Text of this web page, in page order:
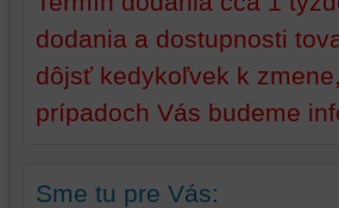
dodania a dostupnosti
dôjsť kedykoľvek k
prípadoch Vás budeme
Sme tu pre Vás:
prehliadača)
na
identifikáciu
vašej
relácie
základnej
aby
sme
mohli
poskytovať
doplnkové
zlepšujú